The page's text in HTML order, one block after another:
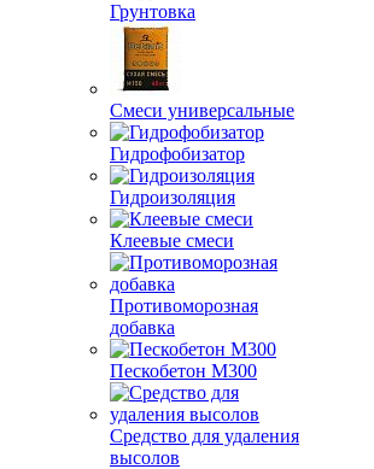
Грунтовка
Смеси универсальные
Гидрофобизатор
Гидроизоляция
Клеевые смеси
Противоморозная
добавка
Пескобетон М300
Средство для удаления
высолов